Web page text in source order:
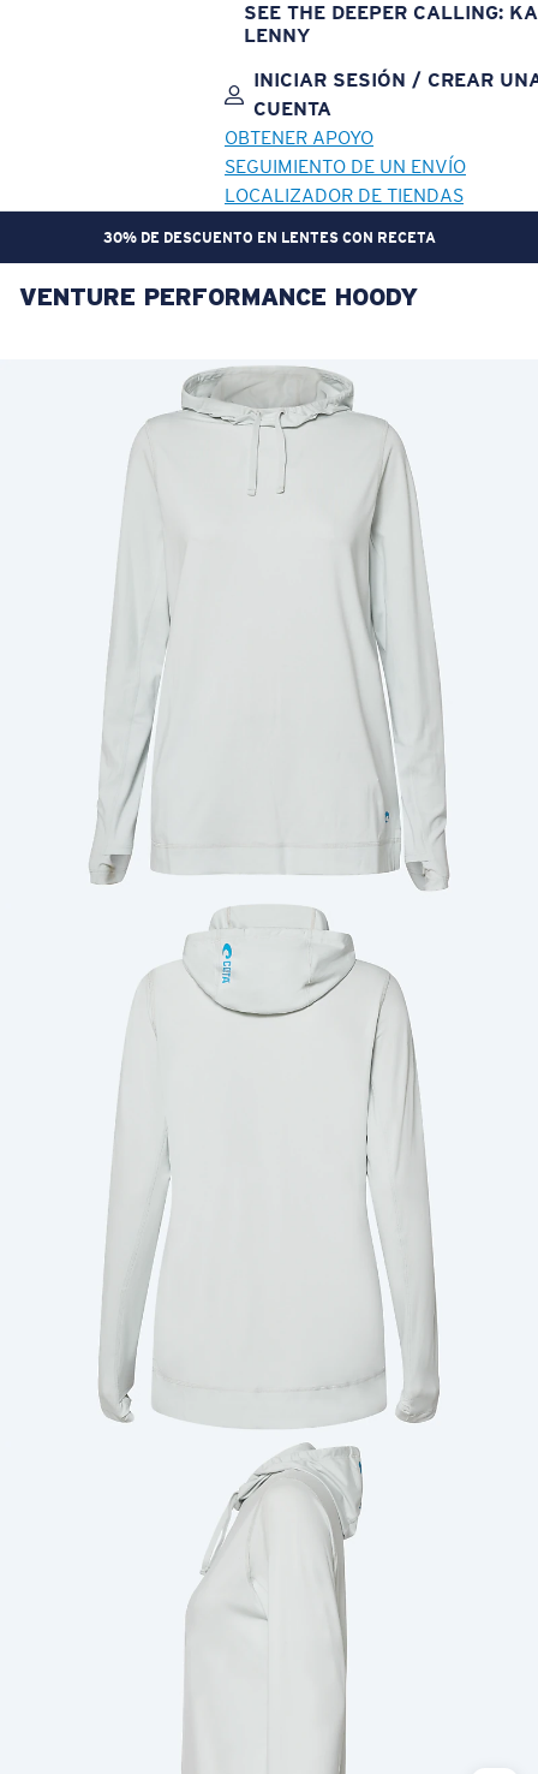
SEE THE DEEPER CALLING:
LENNY
INICIAR SESIÓN / CREAR
CUENTA
OBTENER APOYO
SEGUIMIENTO DE UN ENVÍO
LOCALIZADOR DE TIENDAS
30% DE DESCUENTO EN LENTES CON RECETA
OBJETIVO ACTUALIZADO¡AGREGADO AL CARRITO!
Precio:
Cantidad:
Sin cargo
VENTURE PERFORMANCE HOODY